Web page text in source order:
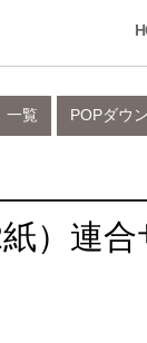
POPダウ
一覧
）連合